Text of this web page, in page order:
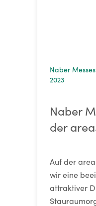
Naber
2023
Naber
der
Auf der
wir eine
attraktiver